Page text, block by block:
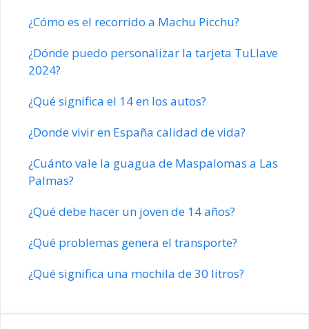
¿Cómo es el recorrido a Machu Picchu?
¿Dónde puedo personalizar la tarjeta TuLlave
2024?
¿Qué significa el 14 en los autos?
¿Donde vivir en España calidad de vida?
¿Cuánto vale la guagua de Maspalomas a Las
Palmas?
¿Qué debe hacer un joven de 14 años?
¿Qué problemas genera el transporte?
¿Qué significa una mochila de 30 litros?